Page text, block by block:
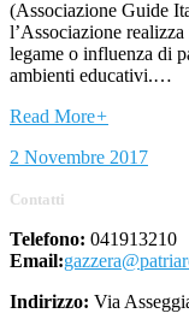
(Associazione Guide
l’Associazione
legame o influenza di
ambienti educativi.…
Read More+
2 Novembre 2017
Contatti
Telefono: 041913210
Email:
Indirizzo: Via